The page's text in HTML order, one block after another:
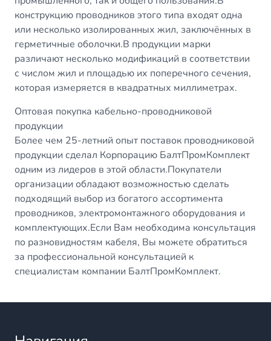
конструкцию проводников этого типа входят одна
или несколько изолированных жил, заключённых в
герметичные оболочки.В продукции марки
различают несколько модификаций в соответствии
с числом жил и площадью их поперечного сечения,
которая измеряется в квадратных миллиметрах.
Оптовая покупка кабельно-проводниковой
продукции
Более чем 25-летний опыт поставок проводниковой
продукции сделал Корпорацию БалтПромКомплект
одним из лидеров в этой области.Покупатели
организации обладают возможностью сделать
подходящий выбор из богатого ассортимента
проводников, электромонтажного оборудования и
комплектующих.Если Вам необходима консультация
по разновидностям кабеля, Вы можете обратиться
за профессиональной консультацией к
специалистам компании БалтПромКомплект.